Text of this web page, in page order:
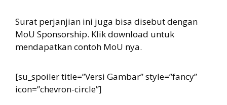
Surat perjanjian ini juga bisa disebut dengan
MoU Sponsorship. Klik download untuk
mendapatkan contoh MoU nya.
[su_spoiler title=”Versi Gambar” style=”fancy”
icon=”chevron-circle”]